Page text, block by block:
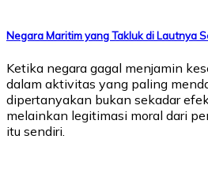
Negara Maritim yang Takluk di Lautnya
Ketika negara gagal menjamin
dalam aktivitas yang paling
dipertanyakan bukan sekadar
melainkan legitimasi moral dari
itu sendiri.